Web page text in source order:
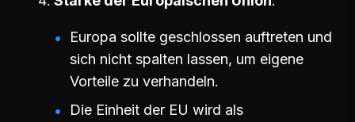
Europa sollte geschlossen auftreten und
sich nicht spalten lassen, um eigene
Vorteile zu verhandeln.
Die Einheit der EU wird als